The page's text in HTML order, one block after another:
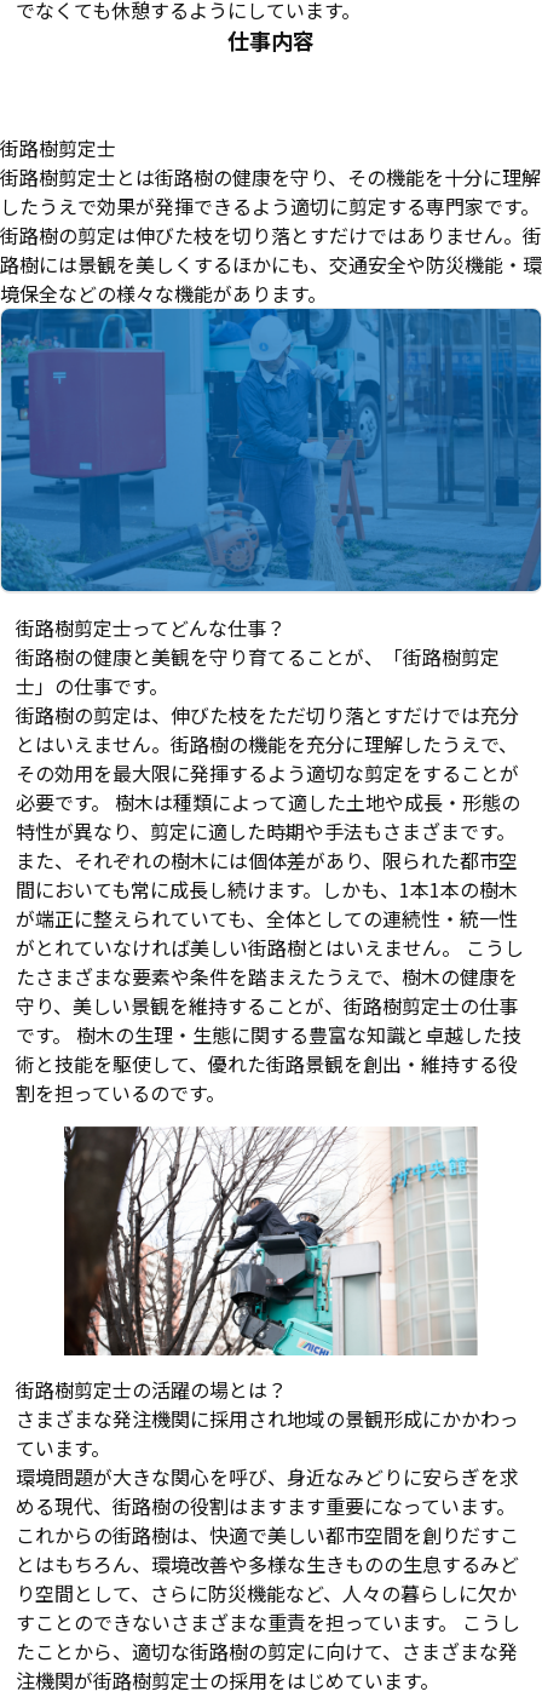
でなくても休憩するようにしています。
仕事内容
街路樹剪定士
街路樹剪定士とは街路樹の健康を守り、その機能を十分に理解
したうえで効果が発揮できるよう適切に剪定する専門家です。
街路樹の剪定は伸びた枝を切り落とすだけではありません。街
路樹には景観を美しくするほかにも、交通安全や防災機能・環
境保全などの様々な機能があります。
街路樹剪定士ってどんな仕事？
街路樹の健康と美観を守り育てることが、「街路樹剪定
士」の仕事です。
街路樹の剪定は、伸びた枝をただ切り落とすだけでは充分
とはいえません。街路樹の機能を充分に理解したうえで、
その効用を最大限に発揮するよう適切な剪定をすることが
必要です。 樹木は種類によって適した土地や成長・形態の
特性が異なり、剪定に適した時期や手法もさまざまです。
また、それぞれの樹木には個体差があり、限られた都市空
間においても常に成長し続けます。しかも、1本1本の樹木
が端正に整えられていても、全体としての連続性・統一性
がとれていなければ美しい街路樹とはいえません。 こうし
たさまざまな要素や条件を踏まえたうえで、樹木の健康を
守り、美しい景観を維持することが、街路樹剪定士の仕事
です。 樹木の生理・生態に関する豊富な知識と卓越した技
術と技能を駆使して、優れた街路景観を創出・維持する役
割を担っているのです。
街路樹剪定士の活躍の場とは？
さまざまな発注機関に採用され地域の景観形成にかかわっ
ています。
環境問題が大きな関心を呼び、身近なみどりに安らぎを求
める現代、街路樹の役割はますます重要になっています。
これからの街路樹は、快適で美しい都市空間を創りだすこ
とはもちろん、環境改善や多様な生きものの生息するみど
り空間として、さらに防災機能など、人々の暮らしに欠か
すことのできないさまざまな重責を担っています。 こうし
たことから、適切な街路樹の剪定に向けて、さまざまな発
注機関が街路樹剪定士の採用をはじめています。